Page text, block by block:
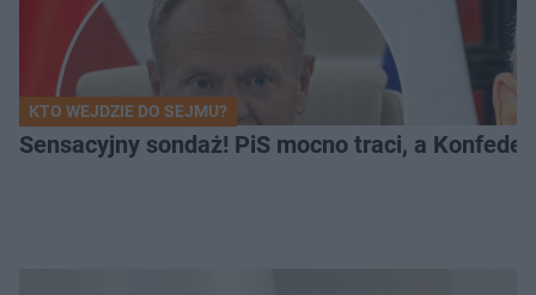
KTO WEJDZIE DO SEJMU?
Sensacyjny sondaż! PiS mocno traci, a